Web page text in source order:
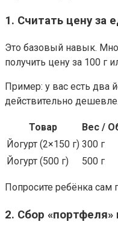
1. Считать цену за
Это базовый навык.
получить цену за 100 г
Пример: у вас есть два
действительно дешевле.
Товар Вес /
Йогурт (2×150 г) 300 г
Йогурт (500 г)
500 г
Попросите ребёнка сам
2. Сбор «портфеля»